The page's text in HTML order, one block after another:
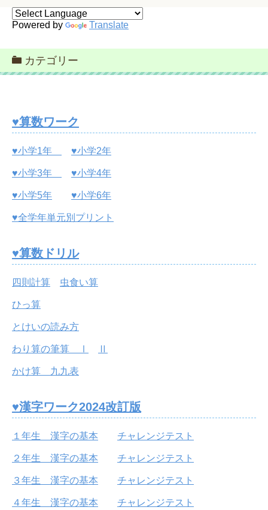
Powered by Translate
カテゴリー
♥算数ワーク
♥小学1年 ♥小学2年
♥小学3年 ♥小学4年
♥小学5年 ♥小学6年
♥全学年単元別プリント
♥算数ドリル
四則計算 虫食い算
ひっ算
とけいの読み方
わり算の筆算 Ⅰ Ⅱ
かけ算 九九表
♥漢字ワーク2024改訂版
１年生 漢字の基本 チャレンジテスト
２年生 漢字の基本 チャレンジテスト
３年生 漢字の基本 チャレンジテスト
４年生 漢字の基本 チャレンジテスト